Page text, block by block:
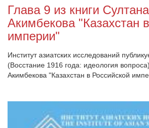
Глава 9 из книги Султана
Акимбекова "Казахстан
империи"
Институт азиатских исследований
(Восстание 1916 года: идеология
Акимбекова "Казахстан в Российской